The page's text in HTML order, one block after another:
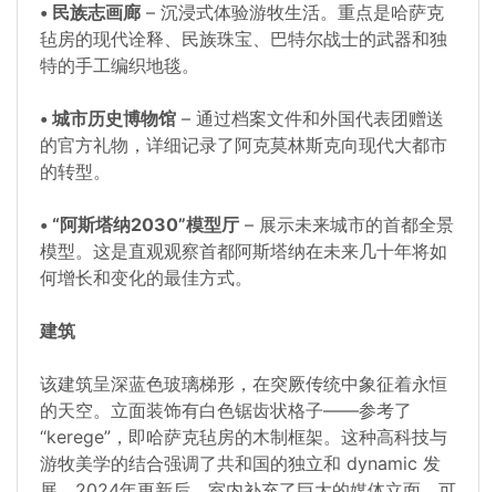
• 民族志画廊 – 沉浸式体验游牧生活。重点是哈萨克
毡房的现代诠释、民族珠宝、巴特尔战士的武器和独
特的手工编织地毯。
• 城市历史博物馆 – 通过档案文件和外国代表团赠送
的官方礼物，详细记录了阿克莫林斯克向现代大都市
的转型。
• “阿斯塔纳2030”模型厅 – 展示未来城市的首都全景
模型。这是直观观察首都阿斯塔纳在未来几十年将如
何增长和变化的最佳方式。
建筑
该建筑呈深蓝色玻璃梯形，在突厥传统中象征着永恒
的天空。立面装饰有白色锯齿状格子——参考了
“kerege”，即哈萨克毡房的木制框架。这种高科技与
游牧美学的结合强调了共和国的独立和 dynamic 发